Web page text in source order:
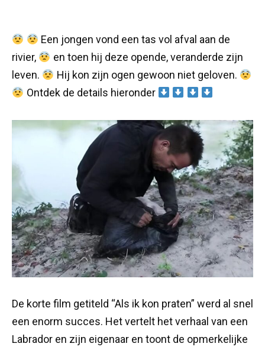
Een jongen vond een tas vol afval aan de
rivier,
en toen hij deze opende, veranderde zijn
leven.
Hij kon zijn ogen gewoon niet geloven.
Ontdek de details hieronder
De korte film getiteld “Als ik kon praten” werd al snel
een enorm succes. Het vertelt het verhaal van een
Labrador en zijn eigenaar en toont de opmerkelijke